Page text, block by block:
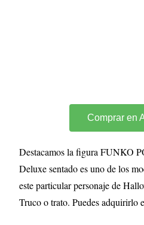
Comprar en
Destacamos la figura FUNKO
Deluxe sentado es uno de los
este particular personaje de
Truco o trato. Puedes adquirirlo